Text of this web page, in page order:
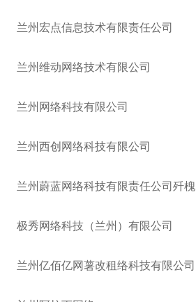
兰州宏点信息技术有限责任公司
兰州维动网络技术有限公司
兰州网络科技有限公司
兰州西创网络科技有限公司
兰州蔚蓝网络科技有限责任公司歼槐
极秀网络科技（兰州）有限公司
兰州亿佰亿网薯改租络科技有限公司